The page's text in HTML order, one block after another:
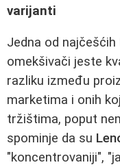
varijanti
Jedna od
omekšivači jeste
razliku između
marketima i onih
tržištima, poput
spominje da su
"koncentrovaniji",